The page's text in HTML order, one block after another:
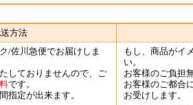
方法
/佐川急便でお届けしま
しておりませんので、ご
です。
指定が出来ます。
もし、商品がイ
い。
お客様のご負担
お客様のご都合
お受けします。